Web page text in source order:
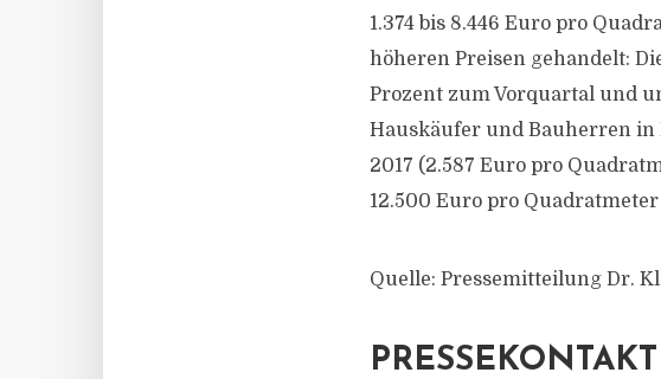
1.374 bis 8.446 Euro pro
höheren Preisen gehandelt:
Prozent zum Vorquartal und
Hauskäufer und Bauherren
2017 (2.587 Euro pro
12.500 Euro pro
Quelle: Pressemitteilung Dr.
PRESSEKONTAKT